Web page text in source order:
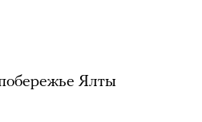
Ялты